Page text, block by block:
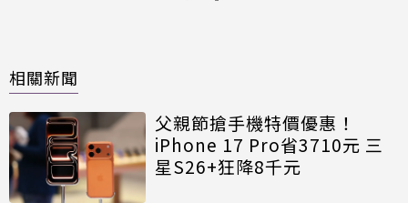
相關新聞
父親節搶手機特價優惠！
iPhone 17 Pro省3710元 三
星S26+狂降8千元